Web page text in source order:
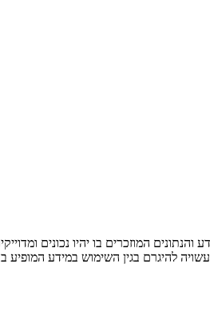
המוזכרים בו יהיו נכונים
להיגרם בגין השימוש במידע